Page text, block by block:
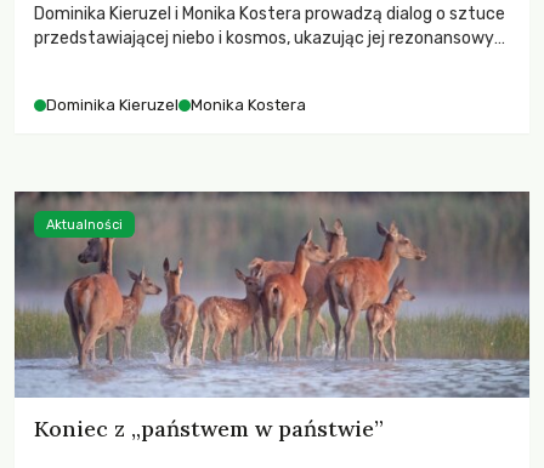
Dominika Kieruzel i Monika Kostera prowadzą dialog o sztuce
przedstawiającej niebo i kosmos, ukazując jej rezonansowy
Dominika Kieruzel Monika Kostera
Koniec z „państwem w państwie”
Aktualności